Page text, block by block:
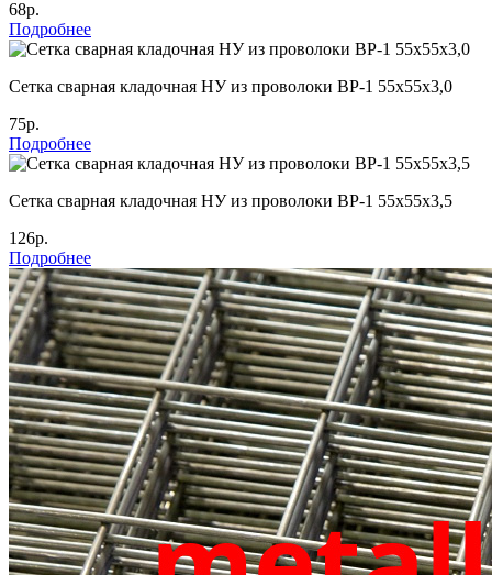
68р.
Подробнее
Сетка сварная кладочная НУ из проволоки ВР-1 55х55х3,0
75р.
Подробнее
Сетка сварная кладочная НУ из проволоки ВР-1 55х55х3,5
126р.
Подробнее